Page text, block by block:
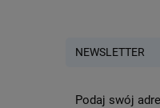
NEWSLETTER
Podaj swój